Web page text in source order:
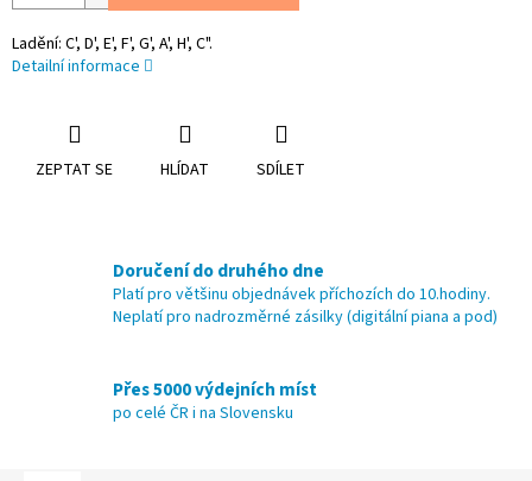
Ladění: C', D', E', F', G', A', H', C".
Detailní informace
ZEPTAT SE HLÍDAT SDÍLET
Doručení do druhého dne
Platí pro většinu objednávek příchozích do 10.hodiny.
Neplatí pro nadrozměrné zásilky (digitální piana a pod)
Přes 5000 výdejních míst
po celé ČR i na Slovensku